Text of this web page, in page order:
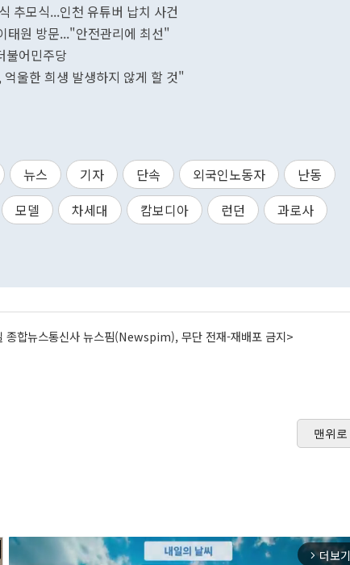
추모식...인천 유튜버 납치 사건
태원 방문..."안전관리에 최선"
불어민주당
울한 희생 발생하지 않게 할 것"
뉴스 기자 단속 외국인노동자
난동
모델 차세대 캄보디아 런던
과로사
종합뉴스통신사 뉴스핌(Newspim), 무단 전재-재배포 금지>
맨위로
arrow_forward_ios 더보기